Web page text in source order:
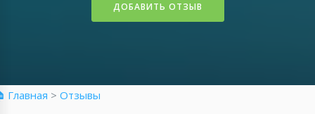
ДОБАВИТЬ ОТЗЫВ
Главная > Отзывы